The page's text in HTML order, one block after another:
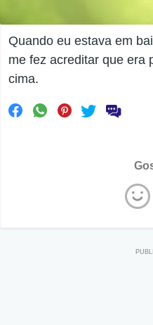
Quando eu estava em
me fez acreditar que era
cima.